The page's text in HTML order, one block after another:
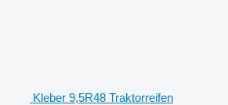
Kleber 9,5R48 Traktorreifen